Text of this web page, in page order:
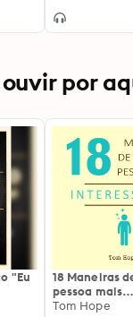
por
"Eu
18 Maneiras
pessoa mais
interessante
Tom Hope